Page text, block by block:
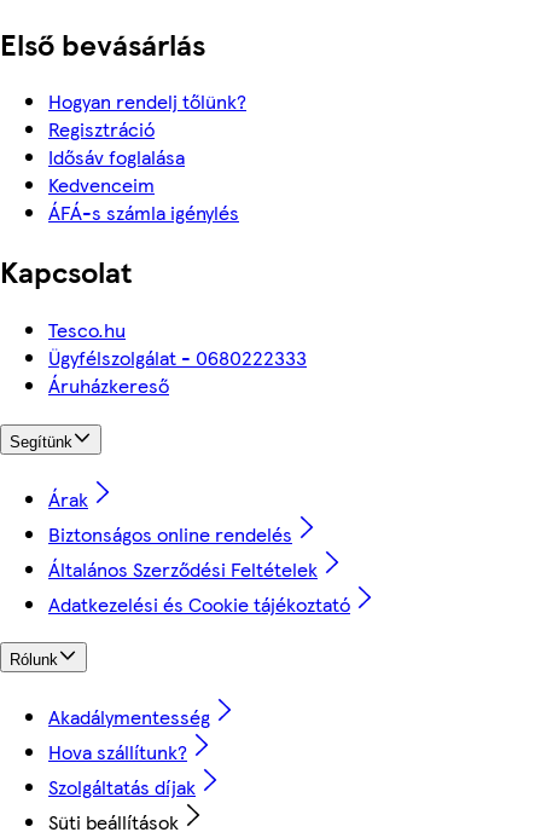
Első bevásárlás
Hogyan rendelj tőlünk?
Regisztráció
Idősáv foglalása
Kedvenceim
ÁFÁ-s számla igénylés
Kapcsolat
Tesco.hu
Ügyfélszolgálat - 0680222333
Áruházkereső
Segítünk
Árak
Biztonságos online rendelés
Általános Szerződési Feltételek
Adatkezelési és Cookie tájékoztató
Rólunk
Akadálymentesség
Hova szállítunk?
Szolgáltatás díjak
Süti beállítások